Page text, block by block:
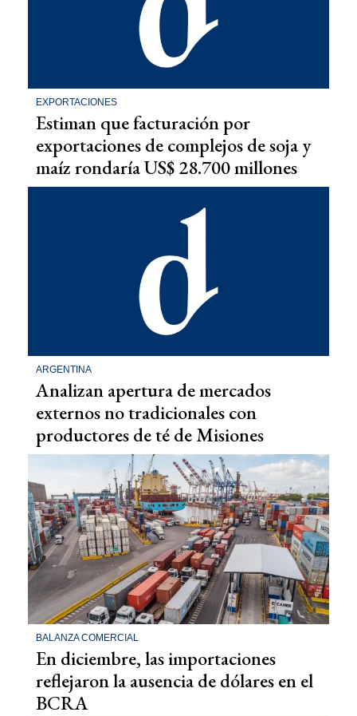
EXPORTACIONES
Estiman que facturación por
exportaciones de complejos de soja y
maíz rondaría US$ 28.700 millones
ARGENTINA
Analizan apertura de mercados
externos no tradicionales con
productores de té de Misiones
BALANZA COMERCIAL
En diciembre, las importaciones
reflejaron la ausencia de dólares en el
BCRA